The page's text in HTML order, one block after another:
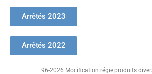
- - Ecole Maternelle Thomas Pesquet
- - Ecole Yann Arthus-Bertrand
Arrêtés 2023
Arrêtés 2022
96-2026 Modification régie produits